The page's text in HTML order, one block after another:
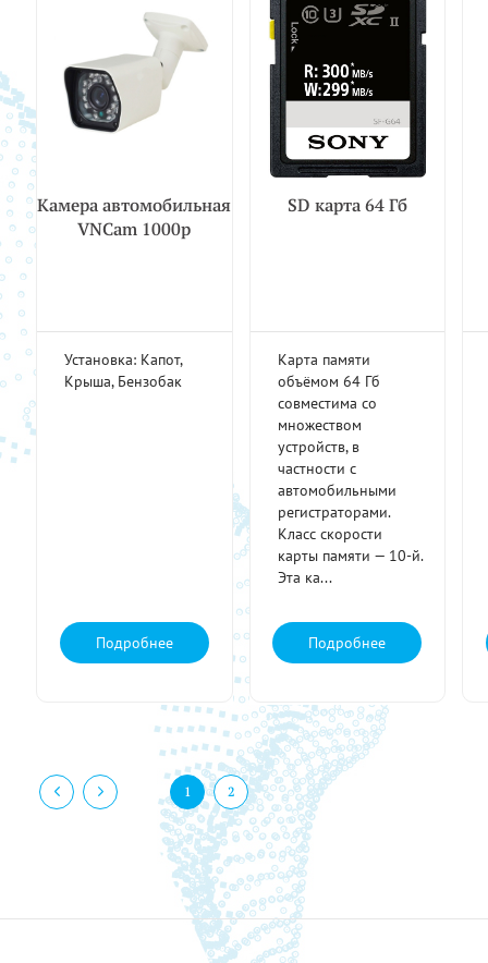
Камера автомобильная
VNCam 1000р
Установка: Капот,
Крыша, Бензобак
Подробнее
SD карта 64 Гб
Карта памяти
объёмом 64 Гб
совместима со
множеством
устройств, в
частности с
автомобильными
регистраторами.
Класс скорости
карты памяти — 10-й.
Эта ка...
Подробнее
1 2